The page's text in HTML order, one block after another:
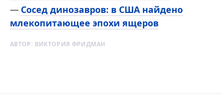
Сосед динозавров: в США найдено
млекопитающее эпохи ящеров
АВТОР: ВИКТОРИЯ ФРИДМАН